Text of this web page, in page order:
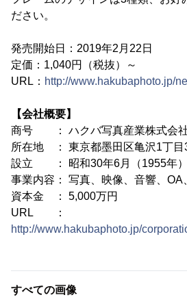
ださい。
発売開始日：2019年2月22日
定価：1,040円（税抜）～
URL： http://www.hakubaphoto.jp/
【会社概要】
商号 ： ハクバ写真産業株式会
所在地 ： 東京都墨田区亀沢1丁目
設立 ： 昭和30年6月（1955年）
事業内容： 写真、映像、音響、OA
資本金 ： 5,000万円
URL ：
http://www.hakubaphoto.jp/
すべての画像